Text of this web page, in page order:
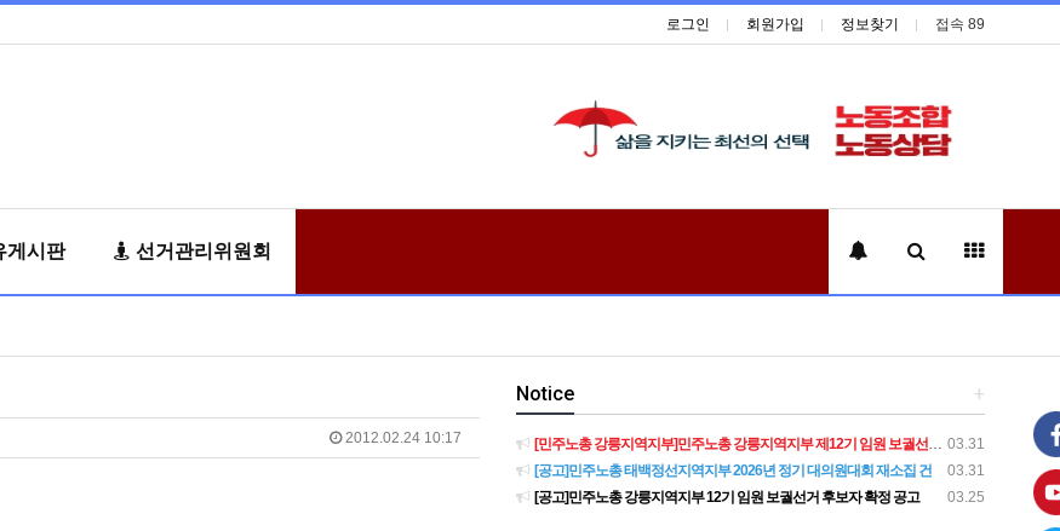
로그인 회원가입 정보찾기 접속 89
게시판 선거관리위원회
2012.02.24 10:17
+
Notice
03.31
[민주노총 강릉지역지부]민주노총 강릉지역지부 제12기 임원 보궐선거결과 공고
03.31
[공고]민주노총 태백정선지역지부 2026년 정기 대의원대회 재소집 건
03.25
[공고]민주노총 강릉지역지부 12기 임원 보궐선거 후보자 확정 공고